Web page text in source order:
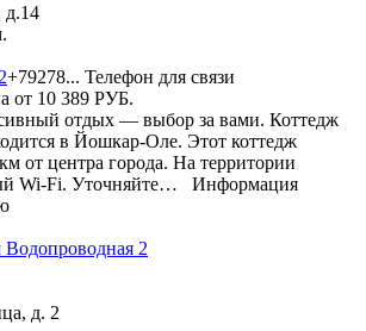
д.14
+79278... Телефон для связи
от 10 389 РУБ.
отдых — выбор за вами. Коттедж
в Йошкар-Оле. Этот коттедж
от центра города. На территории
Wi-Fi. Уточняйте… Информация
2
д. 2